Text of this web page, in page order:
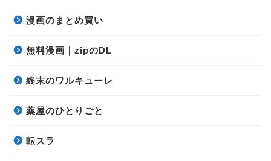
漫画のまとめ買い
無料漫画｜zipのDL
終末のワルキューレ
薬屋のひとりごと
転スラ